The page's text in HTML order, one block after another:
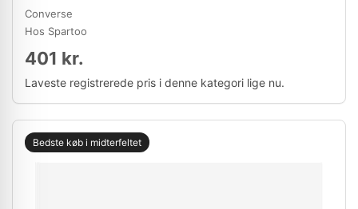
Converse
Hos Spartoo
401 kr.
Laveste registrerede pris i denne kategori lige nu.
Bedste køb i midterfeltet